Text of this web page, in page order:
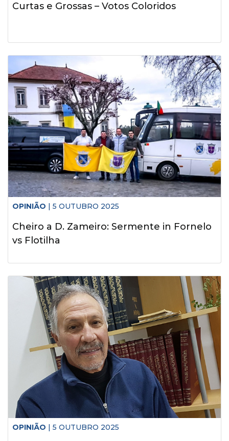
Curtas e Grossas – Votos Coloridos
OPINIÃO | 5 OUTUBRO 2025
Cheiro a D. Zameiro: Sermente in Fornelo
vs Flotilha
OPINIÃO | 5 OUTUBRO 2025